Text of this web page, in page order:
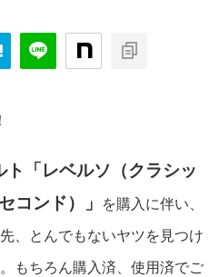
ト「レベルソ（クラシッ
コンド）」 を購入に伴い、
、とんでもないヤツを見つけ
もちろん購入済、使用済でご